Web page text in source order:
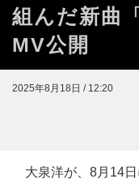
組んだ新曲
MV公開
2025年8月18日 / 12:20
大泉洋が、8月14日